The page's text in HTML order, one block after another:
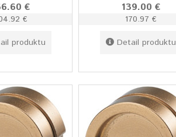
€
€
produktu
139.00 €
170.97 €
Detail produktu